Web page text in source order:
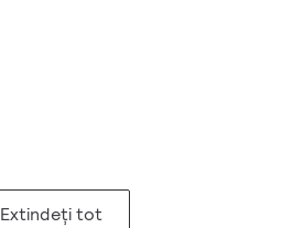
Extindeți tot